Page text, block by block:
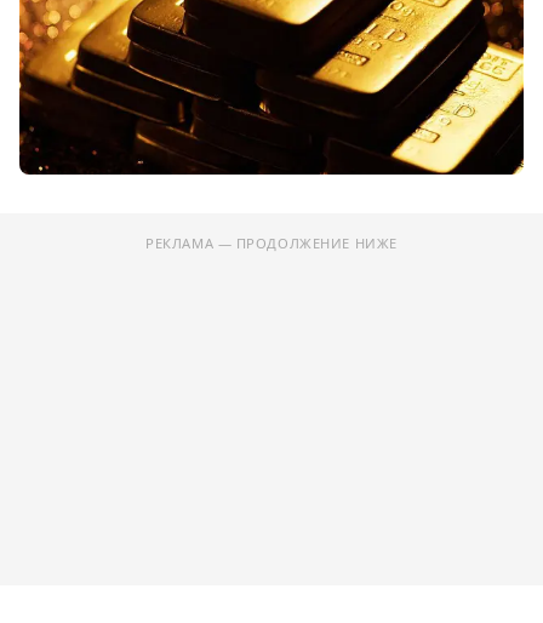
РЕКЛАМА — ПРОДОЛЖЕНИЕ НИЖЕ